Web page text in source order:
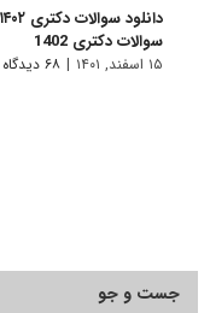
سوالات دکتری 1402
۱۵ اسفند, ۱۴۰۱ | ۶۸ دیدگاه
جست و جو